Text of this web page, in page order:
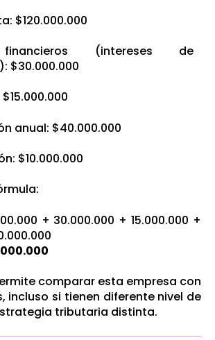
$120.000.000
(intereses de
$30.000.000
anual: $40.000.000
$10.000.000
+ 30.000.000 + 15.000.000 +
comparar esta empresa con
incluso si tienen diferente nivel de
tributaria distinta.